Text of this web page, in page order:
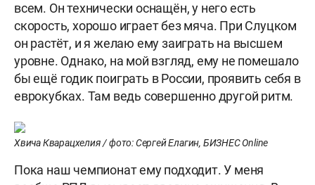
всем. Он технически оснащён, у него есть
скорость, хорошо играет без мяча. При Слуцком
он растёт, и я желаю ему заиграть на высшем
уровне. Однако, на мой взгляд, ему не помешало
бы ещё годик поиграть в России, проявить себя в
еврокубках. Там ведь совершенно другой ритм.
Хвича Кварацхелия / фото: Сергей Елагин, БИЗНЕС Online
Пока наш чемпионат ему подходит. У меня